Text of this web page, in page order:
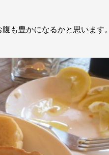
も豊かになるかと思います。